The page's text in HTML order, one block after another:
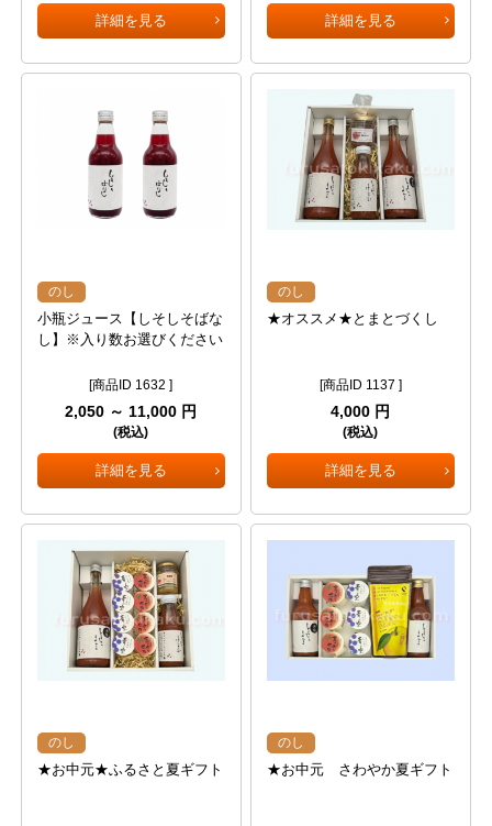
詳細を見る 詳細を見る
のし
小瓶ジュース【しそしそばな
し】※入り数お選びください
[商品ID 1632 ]
2,050 ～ 11,000 円
(税込)
詳細を見る
のし
★オススメ★とまとづくし
[商品ID 1137 ]
4,000 円
(税込)
詳細を見る
のし
★お中元★ふるさと夏ギフト
のし
★お中元 さわやか夏ギフト